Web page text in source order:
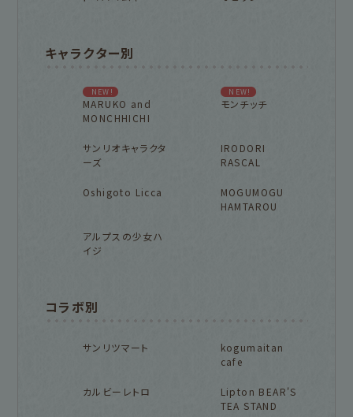
キャラクター別
NEW!
MARUKO and
MONCHHICHI
NEW!
モンチッチ
サンリオキャラクタ
ーズ
IRODORI
RASCAL
Oshigoto Licca
MOGUMOGU
HAMTAROU
アルプスの少女ハ
イジ
コラボ別
サンリツマート
kogumaitan
cafe
カルビーレトロ
Lipton BEAR'S
TEA STAND